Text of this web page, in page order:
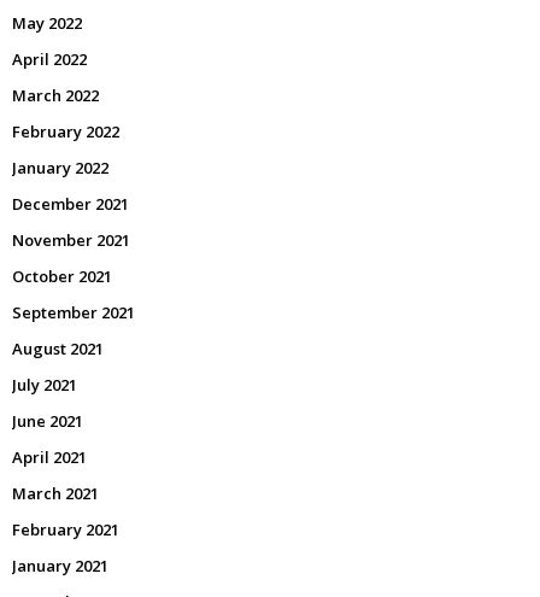
May 2022
April 2022
March 2022
February 2022
January 2022
December 2021
November 2021
October 2021
September 2021
August 2021
July 2021
June 2021
April 2021
March 2021
February 2021
January 2021